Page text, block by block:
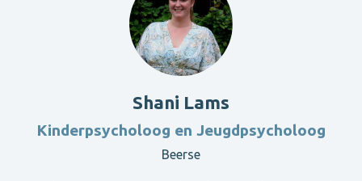
Shani Lams
Kinderpsycholoog en Jeugdpsycholoog
Beerse